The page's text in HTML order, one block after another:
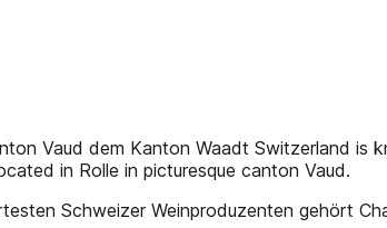
Vaud dem Kanton Waadt Switzerland is
in Rolle in picturesque canton Vaud.
Schweizer Weinproduzenten gehört